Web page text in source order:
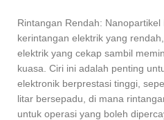
Rintangan Rendah:
kerintangan elektrik yang
elektrik yang cekap sambil
kuasa. Ciri ini adalah penting
elektronik berprestasi tinggi,
litar bersepadu, di mana
untuk operasi yang boleh